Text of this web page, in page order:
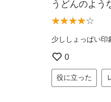
うどんのよう
少ししょっぱい印
0
役に立った